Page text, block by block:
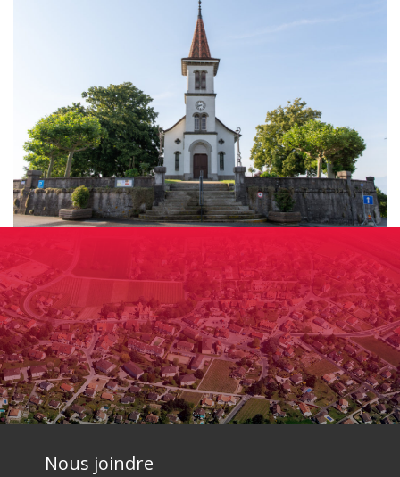
Nous joindre